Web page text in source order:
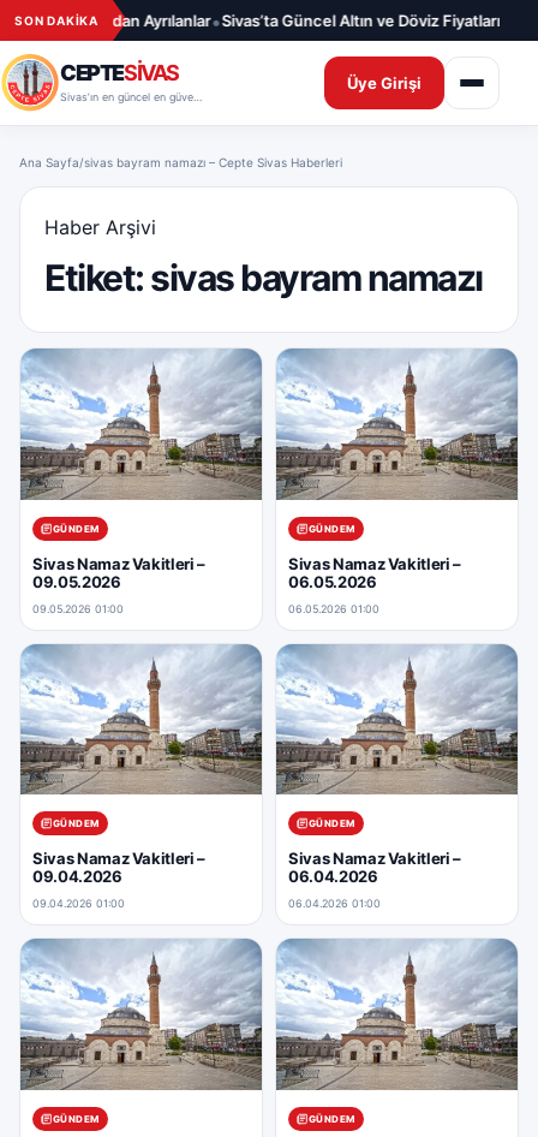
İçeriğe geç
SON DAKİKA
– Aramızdan Ayrılanlar•Sivas’ta Güncel Altın ve Döviz Fiyatları –
CEPTESİVAS Üye Girişi
Ana Sayfa/sivas bayram namazı – Cepte Sivas Haberleri
Haber Arşivi
Etiket:sivas bayram namazı
GÜNDEM
Sivas Namaz Vakitleri –
09.05.2026
09.05.2026 01:00
GÜNDEM
Sivas Namaz Vakitleri –
06.05.2026
06.05.2026 01:00
GÜNDEM
Sivas Namaz Vakitleri –
09.04.2026
09.04.2026 01:00
GÜNDEM
Sivas Namaz Vakitleri –
06.04.2026
06.04.2026 01:00
GÜNDEM GÜNDEM